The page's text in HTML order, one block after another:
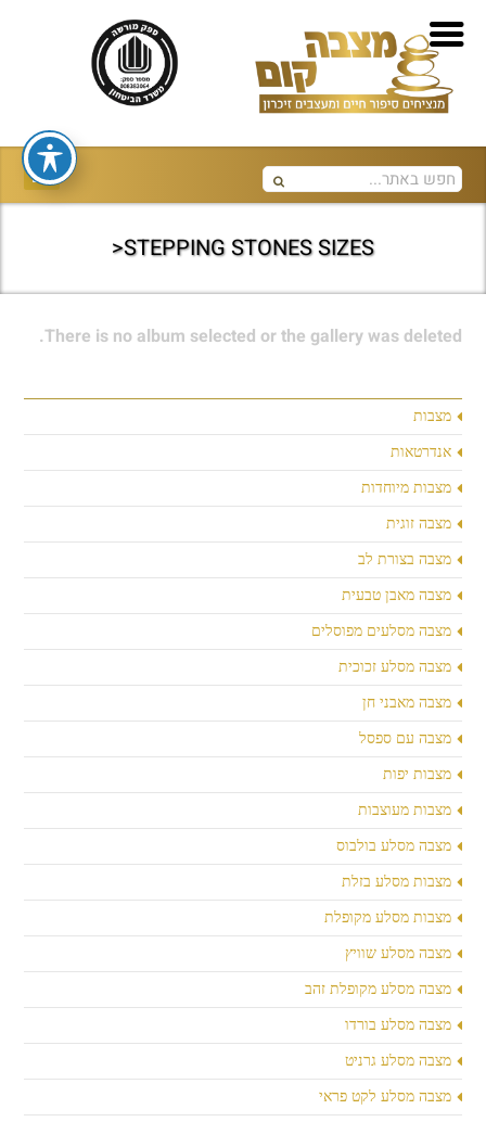
STEPPING STONES SIZES<
מצבות
אנדרטאות
מצבות מיוחדות
מצבה זוגית
מצבה בצורת לב
מצבה מאבן טבעית
מצבה מסלעים מפוסלים
מצבה מסלע זכוכית
מצבה מאבני חן
מצבה עם ספסל
מצבות יפות
מצבות מעוצבות
מצבה מסלע בולבוס
מצבות מסלע בזלת
מצבות מסלע מקופלת
מצבה מסלע שוויץ
מצבה מסלע מקופלת זהב
מצבה מסלע בורדו
מצבה מסלע גרניט
מצבה מסלע לקט פראי
There is no album selected or the gallery was deleted.